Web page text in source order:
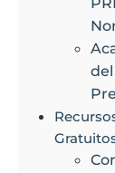
del